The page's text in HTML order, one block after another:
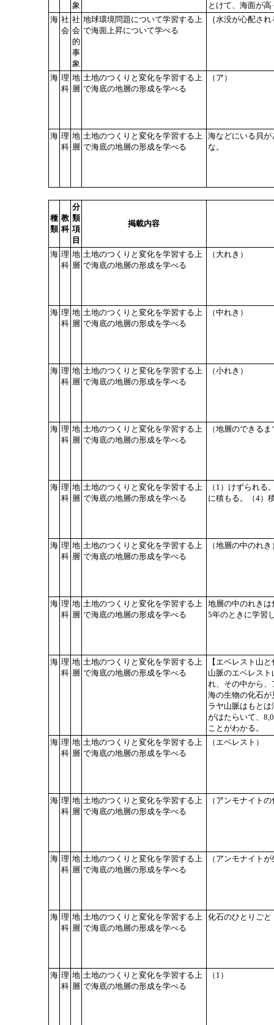
象
とけて、海面が
海 社
会
社
会
的
事
象
地球環境問題について学習する上
で海面上昇について学べる
｛水没が心配さ
海 理
科
地
層
土地のつくりと変化を学習する上
で海底の地層の形成を学べる
（ア）
海 理
科
地
層
土地のつくりと変化を学習する上
で海底の地層の形成を学べる
海などにいる貝
な。
種
類
教
科
分
類
項
目
掲載内容
海 理
科
地
層
土地のつくりと変化を学習する上
で海底の地層の形成を学べる
（大れき）
海 理
科
地
層
土地のつくりと変化を学習する上
で海底の地層の形成を学べる
（中れき）
海 理
科
地
層
土地のつくりと変化を学習する上
で海底の地層の形成を学べる
（小れき）
海 理
科
地
層
土地のつくりと変化を学習する上
で海底の地層の形成を学べる
（地層のできるま
海 理
科
地
層
土地のつくりと変化を学習する上
で海底の地層の形成を学べる
（1）けずられる
に積もる。（4）
海 理
科
地
層
土地のつくりと変化を学習する上
で海底の地層の形成を学べる
（地層の中のれき
海 理
科
地
層
土地のつくりと変化を学習する上
で海底の地層の形成を学べる
地層の中のれき
5年のときに学習
海 理
科
地
層
土地のつくりと変化を学習する上
で海底の地層の形成を学べる
【エベレスト山
山脈のエベレス
れ、その中から
海の生物の化石
ラヤ山脈はもと
がはたらいて、
ことがわかる。
海 理
科
地
層
土地のつくりと変化を学習する上
で海底の地層の形成を学べる
（エベレスト）
海 理
科
地
層
土地のつくりと変化を学習する上
で海底の地層の形成を学べる
（アンモナイト
海 理
科
地
層
土地のつくりと変化を学習する上
で海底の地層の形成を学べる
（アンモナイト
海 理
科
地
層
土地のつくりと変化を学習する上
で海底の地層の形成を学べる
化石のひとりごと
海 理
科
地
層
土地のつくりと変化を学習する上
で海底の地層の形成を学べる
（1）